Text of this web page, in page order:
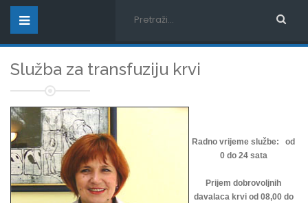
Služba za transfuziju krvi
Radno vrijeme službe: od
0 do 24 sata
Prijem dobrovoljnih
davalaca krvi od 08,00 do